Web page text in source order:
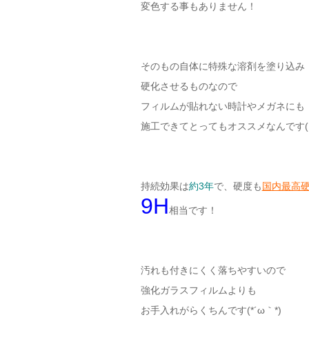
変色する事もありません！
そのもの自体に特殊な溶剤を塗り込み
硬化させるものなので
フィルムが貼れない時計やメガネにも
施工できてとってもオススメなんです(
持続効果は約3年で、硬度も国内最高
9H相当です！
汚れも付きにくく落ちやすいので
強化ガラスフィルムよりも
お手入れがらくちんです(*´ω｀*)